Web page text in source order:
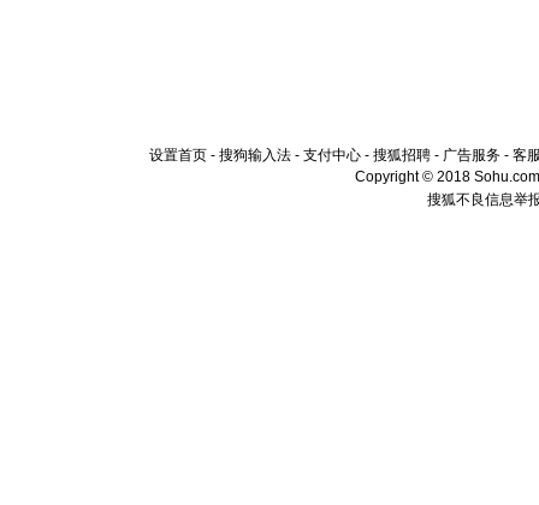
设置首页 - 搜狗输入法 - 支付中心 - 搜狐招聘 - 广告服务 - 客
Copyright © 2018
搜狐不良信息举